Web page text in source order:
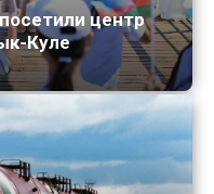
центр
Куле